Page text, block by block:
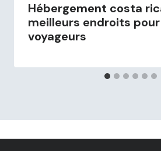
Hébergement costa
meilleurs endroits
voyageurs